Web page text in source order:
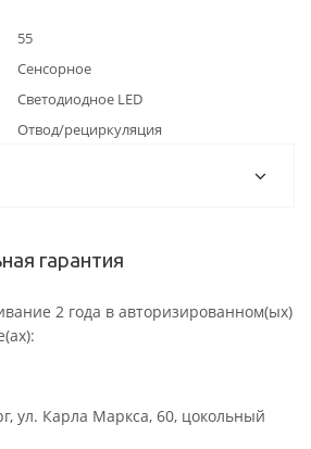
55
Сенсорное
Светодиодное LED
Отвод/рециркуляция
гарантия
2 года в авторизированном(ых)
ул. Карла Маркса, 60, цокольный